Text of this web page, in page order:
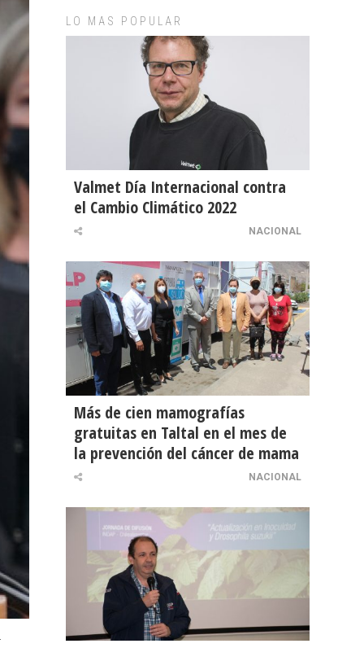
LO MAS POPULAR
Valmet Día Internacional contra
el Cambio Climático 2022
NACIONAL
Más de cien mamografías
gratuitas en Taltal en el mes de
la prevención del cáncer de mama
NACIONAL